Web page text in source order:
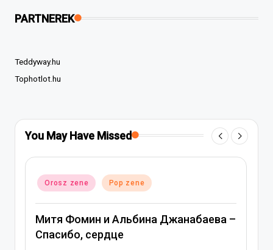
PARTNEREK
Teddyway.hu
Tophotlot.hu
You May Have Missed
–
PostedOrosz zene
Вера Брежнева – Девочка